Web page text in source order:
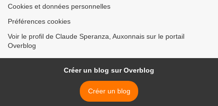
Cookies et données personnelles
Préférences cookies
Voir le profil de Claude Speranza, Auxonnais sur le portail
Overblog
Créer un blog sur Overblog
Créer un blog